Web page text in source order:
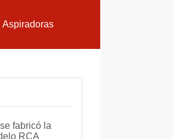
Aspiradoras
fabricó la
RCA